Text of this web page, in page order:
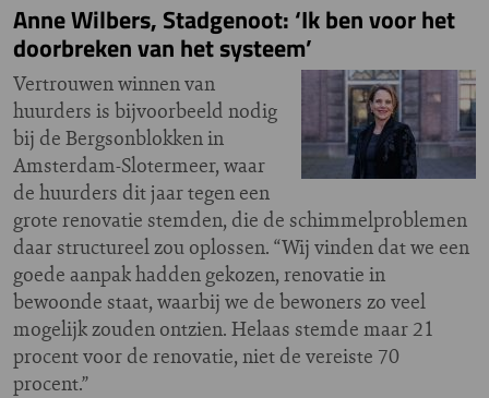
Anne Wilbers, Stadgenoot: ‘Ik ben voor het
doorbreken van het systeem’
Vertrouwen winnen van
huurders is bijvoorbeeld nodig
bij de Bergsonblokken in
Amsterdam-Slotermeer, waar
de huurders dit jaar tegen een
grote renovatie stemden, die de schimmelproblemen
daar structureel zou oplossen. “Wij vinden dat we een
goede aanpak hadden gekozen, renovatie in
bewoonde staat, waarbij we de bewoners zo veel
mogelijk zouden ontzien. Helaas stemde maar 21
procent voor de renovatie, niet de vereiste 70
procent.”